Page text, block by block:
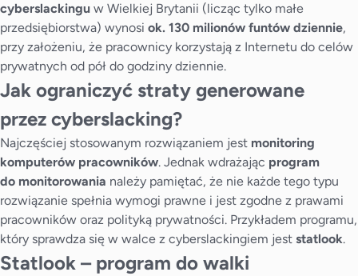
cyberslackingu w Wielkiej Brytanii (licząc tylko małe
przedsiębiorstwa) wynosi ok. 130 milionów funtów dziennie,
przy założeniu, że pracownicy korzystają z Internetu do celów
prywatnych od pół do godziny dziennie.
Jak ograniczyć straty generowane
przez cyberslacking?
Najczęściej stosowanym rozwiązaniem jest monitoring
komputerów pracowników. Jednak wdrażając program
do monitorowania należy pamiętać, że nie każde tego typu
rozwiązanie spełnia wymogi prawne i jest zgodne z prawami
pracowników oraz polityką prywatności. Przykładem programu,
który sprawdza się w walce z cyberslackingiem jest statlook.
Statlook – program do walki